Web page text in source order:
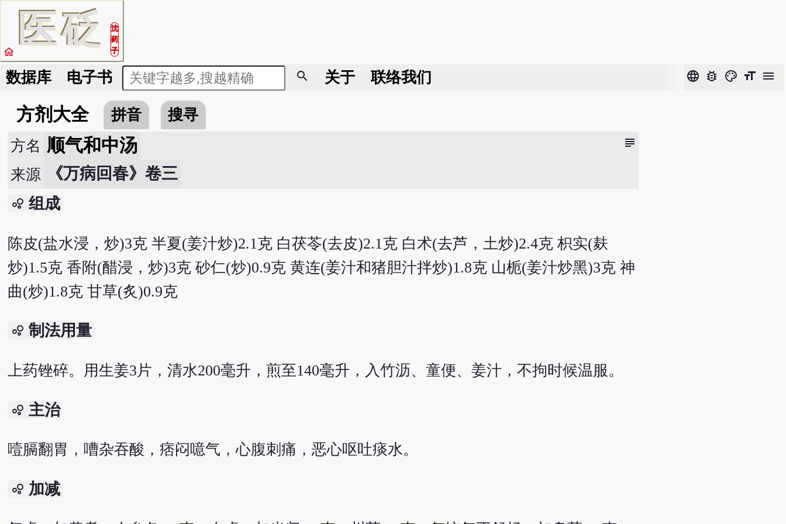
医砭
沈
药
子
home
数据库 电子书 search 关于 联络我们 language bug_report color_lens format_size menu
方剂大全 拼音 搜寻
subject
方名 顺气和中汤
来源 《万病回春》卷三
bubble_chart 组成
陈皮(盐水浸，炒)3克 半夏(姜汁炒)2.1克 白茯苓(去皮)2.1克 白术(去芦，土炒)2.4克 枳实(麸
炒)1.5克 香附(醋浸，炒)3克 砂仁(炒)0.9克 黄连(姜汁和猪胆汁拌炒)1.8克 山栀(姜汁炒黑)3克 神
曲(炒)1.8克 甘草(炙)0.9克
bubble_chart 制法用量
上药锉碎。用生姜3片，清水200毫升，煎至140毫升，入竹沥、童便、姜汁，不拘时候温服。
bubble_chart 主治
噎膈翻胃，嘈杂吞酸，痞闷噫气，心腹刺痛，恶心呕吐痰水。
bubble_chart 加减